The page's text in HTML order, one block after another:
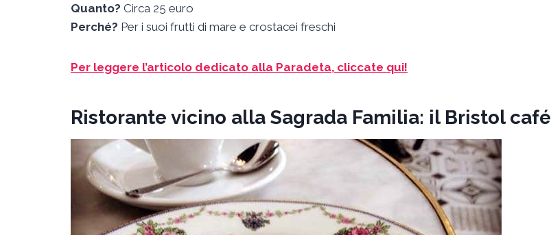
Quanto? Circa 25 euro
Perché? Per i suoi frutti di mare e crostacei freschi
Per leggere l’articolo dedicato alla Paradeta, cliccate qui!
Ristorante vicino alla Sagrada Familia: il Bristol café